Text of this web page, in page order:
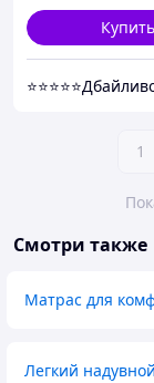
Купить
1
Смотри также
Матрас для
Легкий